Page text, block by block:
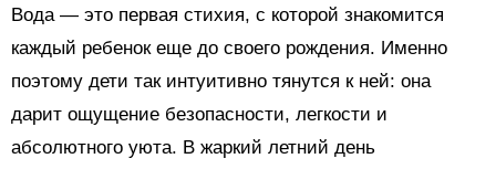
Вода — это первая стихия, с которой знакомится
каждый ребенок еще до своего рождения. Именно
поэтому дети так интуитивно тянутся к ней: она
дарит ощущение безопасности, легкости и
абсолютного уюта. В жаркий летний день